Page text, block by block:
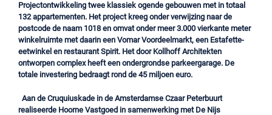
Projectontwikkeling twee klassiek ogende gebouwen met in totaal
132 appartementen. Het project kreeg onder verwijzing naar de
postcode de naam 1018 en omvat onder meer 3.000 vierkante meter
winkelruimte met daarin een Vomar Voordeelmarkt, een Estafette-
eetwinkel en restaurant Spirit. Het door Kollhoff Architekten
ontworpen complex heeft een ondergrondse parkeergarage. De
totale investering bedraagt rond de 45 miljoen euro.
Aan de Cruquiuskade in de Amsterdamse Czaar Peterbuurt
realiseerde Hoorne Vastgoed in samenwerking met De Nijs